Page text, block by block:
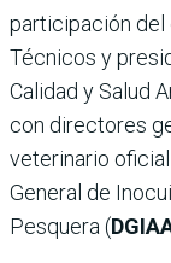
participación
Técnicos y
Calidad y Salud
con directores
veterinario
General de
Pesquera (